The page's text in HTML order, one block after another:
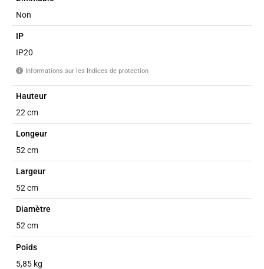
Non
IP
IP20
i Informations sur les Indices de protection
Hauteur
22 cm
Longeur
52 cm
Largeur
52 cm
Diamètre
52 cm
Poids
5,85 kg